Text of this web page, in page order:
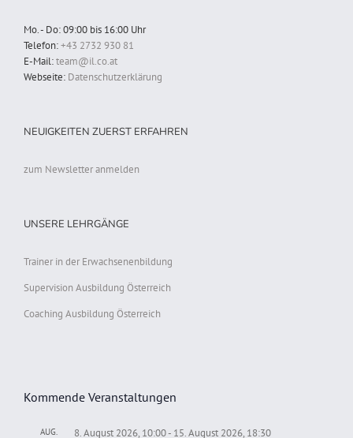
Mo. - Do: 09:00 bis 16:00 Uhr
Telefon:+43 2732 930 81
E-Mail:team@il.co.at
Webseite: Datenschutzerklärung
NEUIGKEITEN ZUERST ERFAHREN
zum Newsletter anmelden
UNSERE LEHRGÄNGE
Trainer in der Erwachsenenbildung
Supervision Ausbildung Österreich
Coaching Ausbildung Österreich
Kommende Veranstaltungen
AUG. 8. August 2026, 10:00- 15. August 2026, 18:30